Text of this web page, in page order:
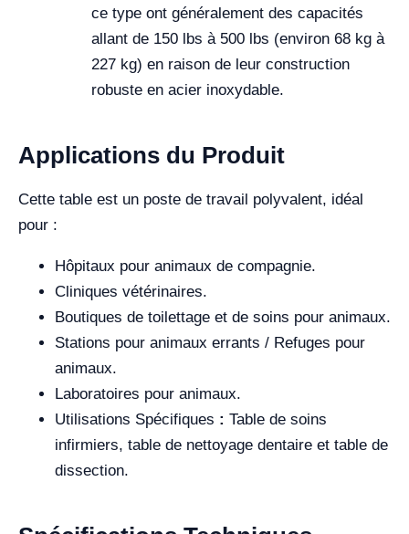
ce type ont généralement des capacités
allant de 150 lbs à 500 lbs (environ 68 kg à
227 kg) en raison de leur construction
robuste en acier inoxydable.
Applications du Produit
Cette table est un poste de travail polyvalent, idéal
pour :
Hôpitaux pour animaux de compagnie.
Cliniques vétérinaires.
Boutiques de toilettage et de soins pour animaux.
Stations pour animaux errants / Refuges pour
animaux.
Laboratoires pour animaux.
Utilisations Spécifiques : Table de soins
infirmiers, table de nettoyage dentaire et table de
dissection.